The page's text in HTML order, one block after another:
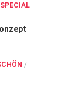
SPECIAL
/